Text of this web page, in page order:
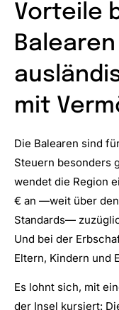
Vorteile
mit
Die Balearen sind
Steuern besonders
wendet die Region
€ an —weit über
Standards—
Und bei der
Eltern, Kindern und
Es lohnt sich, mit
der Insel kursiert: